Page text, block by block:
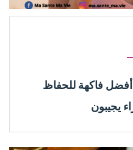
فاكهة للحفاظ
يجيبون